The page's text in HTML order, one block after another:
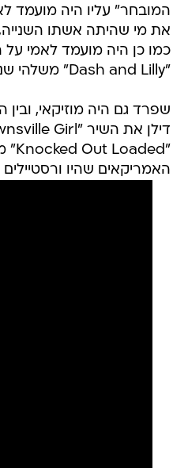
המובחר" עליו היה מועמד
את מי שהיתה אשתו
כמו כן היה מועמד לאמי על
"Dash and Lilly" משלהי שנות התשעים.
שפרד גם היה מוזיקאי,
האמריקאים שהיו ורסטיילים